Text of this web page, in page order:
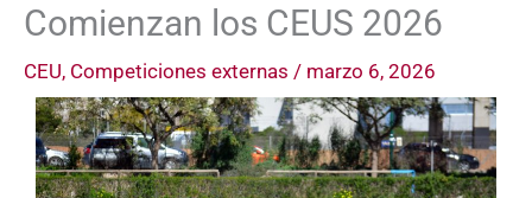
Comienzan los CEUS 2026
CEU, Competiciones externas / marzo 6, 2026